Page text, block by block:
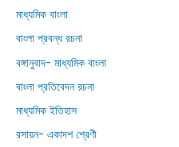
মাধ্যমিক বাংলা
বাংলা প্রবন্ধ রচনা
বঙ্গানুবাদ- মাধ্যমিক বাংলা
বাংলা প্রতিবেদন রচনা
মাধ্যমিক ইতিহাস
রসায়ন- একাদশ শ্রেণী